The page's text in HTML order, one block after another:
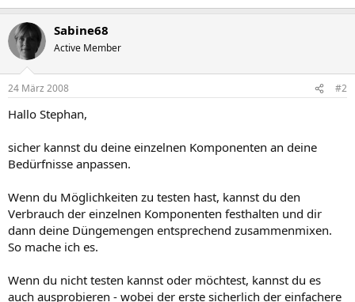
Sabine68
Active Member
24 März 2008 #2
Hallo Stephan,
sicher kannst du deine einzelnen Komponenten an deine
Bedürfnisse anpassen.
Wenn du Möglichkeiten zu testen hast, kannst du den
Verbrauch der einzelnen Komponenten festhalten und dir
dann deine Düngemengen entsprechend zusammenmixen.
So mache ich es.
Wenn du nicht testen kannst oder möchtest, kannst du es
auch ausprobieren - wobei der erste sicherlich der einfachere